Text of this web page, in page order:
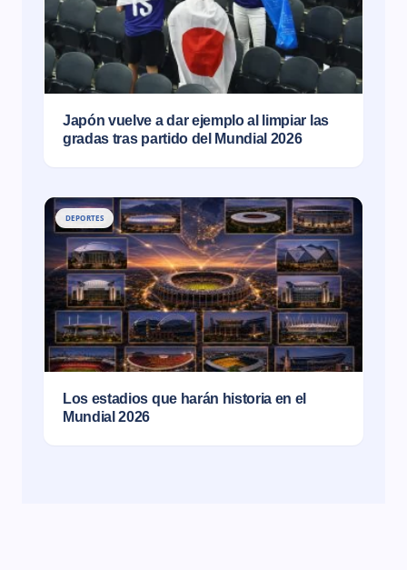
Japón vuelve a dar ejemplo al limpiar las
gradas tras partido del Mundial 2026
DEPORTES
Los estadios que harán historia en el
Mundial 2026